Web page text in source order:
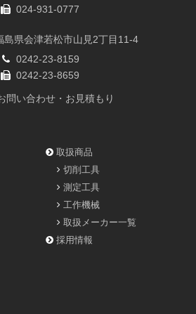
024-931-0777
島県会津若松市山見2丁目11-4
0242-23-8159
0242-23-8659
問い合わせ・お見積もり
取扱商品
切削工具
測定工具
工作機械
取扱メーカー一覧
採用情報